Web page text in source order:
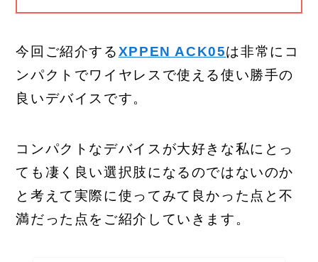
今回ご紹介するXPPEN ACK05は非常にコ
ンパクトでワイヤレスで使える使い勝手の
良いデバイスです。
コンパクトなデバイスが大好きな私にとっ
ても凄く良い選択肢になるのではないのか
と考えて実際に使ってみて良かった点と不
満だった点をご紹介していきます。